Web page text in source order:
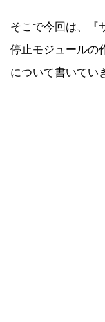
そこで今回は、『
停止モジュールの
について書いてい